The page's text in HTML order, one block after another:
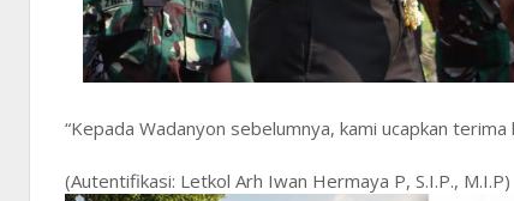
“Kepada Wadanyon sebelumnya, kami ucapkan
(Autentifikasi: Letkol Arh Iwan Hermaya P, S.I.P., M.I.P)